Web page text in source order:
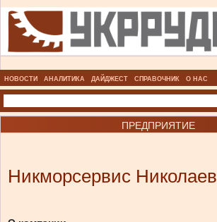
НОВОСТИ АНАЛИТИКА ДАЙДЖЕСТ СПРАВОЧНИК О НАС
ПРЕДПРИЯТИЕ
Никморсервис Николаев